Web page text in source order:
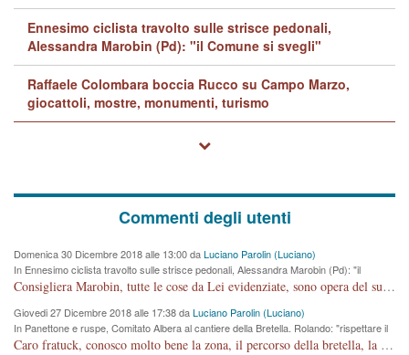
Ennesimo ciclista travolto sulle strisce pedonali,
Alessandra Marobin (Pd): "il Comune si svegli"
Raffaele Colombara boccia Rucco su Campo Marzo,
giocattoli, mostre, monumenti, turismo
Commenti degli utenti
Domenica 30 Dicembre 2018 alle 13:00 daLuciano Parolin (Luciano)
In Ennesimo ciclista travolto sulle strisce pedonali, Alessandra Marobin (Pd): "il
Comune si svegli"
Consigliera Marobin, tutte le cose da Lei evidenziate, sono opera del suo ex Assessore e compagno di Partito Antonio Marco Dalla Pozza Assessore alla "progettazione" di piste ciclabili e altre porcherie. A lui manderei il conto da saldare per incidenti e danni alle persone. E' ora che "finiamola." Avete perso rassegnatevi. qui IL SINDACO RUCCO NON C'ENTRA PER NIENTE. CAPITO!!!!!!!! Amen.
Giovedi 27 Dicembre 2018 alle 17:38 daLuciano Parolin (Luciano)
In Panettone e ruspe, Comitato Albera al cantiere della Bretella. Rolando: "rispettare il
cronoprogramma"
Caro fratuck, conosco molto bene la zona, il percorso della bretella, la situazione dei cittadini, abito in Viale Trento. A partire dal 2003 ho partecipato al Comitato di Maddalene pro bretella, e a riunioni propositive per apportare modifiche al progetto. Numerose mie foto del territorio sono arrivate a Roma, altri miei interventi (non graditi dalla Sx) sono stati pubblicati dal GdV, assieme ad altri come Ciro Asproso, ora favorevole alla bretella. Ho partecipato alla raccolta firme per la chiusura della strada x 5 giorni eseguita dal Sindaco Hullwech per sforamento 180 Micro/g. Pertanto come impegno per la tematica sono apposto con la coscienza. Ora il Progetto è partito, fine! Voglio dire che la nuova Giunta "comunale" non c'entra più. L'opera sarà "malauguratamente" eseguita, ma non con il mio placet. Il Consigliere Comunale dovrebbe capire che la campagna elettorale è finita, con buona pace di tutti. Quello che invece dovrebbe interessare è la proprietà della strada, dall'uscita autostradale Ovest, sino alla Rotatoria dell'Albara, vi sono tre possessori: Autostrade SpA; La Provincia, il Comune. Come la mettiamo per il futuro ? I costi, da 50 sono saliti a 100 milioni di € come dire 20 milioni a KM (!) da non credere. Comunque si farà. Ma nessuno canti Vittoria, anzi meglio non farne un ulteriore fatto "partitico" per questioni elettorali o di seggio. Se mi manda la sua mail, sono disponibile ad inviare i documenti e le foto sopra descritte. Con ossequi, Luciano Parolin